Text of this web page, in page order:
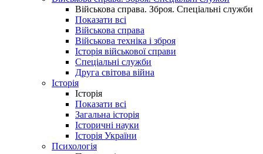
Військова справа. Зброя. Спеціальні служби
Показати всі
Військова справа
Військова техніка і зброя
Історія військової справи
Спеціальні служби
Друга світова війна
Історія
Історія
Показати всі
Загальна історія
Історичні науки
Історія України
Психологія